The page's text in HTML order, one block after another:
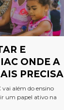
E
ONDE A
PRECISA
além do ensino
um papel ativo na